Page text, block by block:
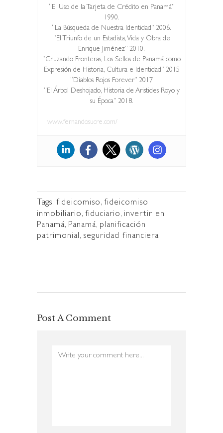
“El Uso de la Tarjeta de Crédito en Panamá”
1990.
“La Búsqueda de Nuestra Identidad” 2006.
“El Triunfo de un Estadista, Vida y Obra de
Enrique Jiménez” 2010.
“Cruzando Fronteras, Los Sellos de Panamá como
Expresión de Historia, Cultura e Identidad” 2015
“Diablos Rojos Forever” 2017
“El Árbol Deshojado, Historia de Aristides Royo y
su Época” 2018.
www.fernandosucre.com/
Tags: fideicomiso, fideicomiso
inmobiliario, fiduciario, invertir en
Panamá, Panamá, planificación
patrimonial, seguridad financiera
Post A Comment